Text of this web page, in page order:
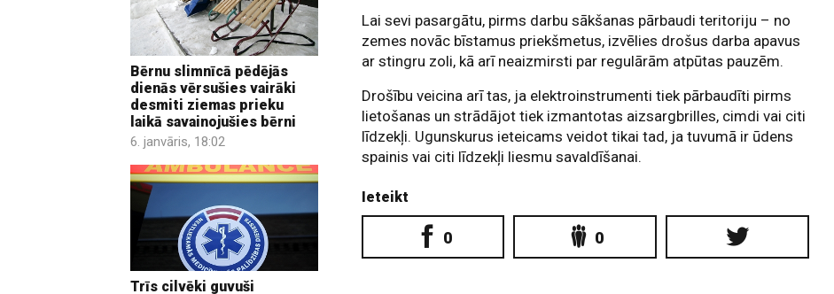
Bērnu slimnīcā pēdējās
dienās vērsušies vairāki
desmiti ziemas prieku
laikā savainojušies bērni
6. janvāris, 18:02
Trīs cilvēki guvuši
Lai sevi pasargātu, pirms darbu sākšanas pārbaudi teritoriju – no
zemes novāc bīstamus priekšmetus, izvēlies drošus darba apavus
ar stingru zoli, kā arī neaizmirsti par regulārām atpūtas pauzēm.
Drošību veicina arī tas, ja elektroinstrumenti tiek pārbaudīti pirms
lietošanas un strādājot tiek izmantotas aizsargbrilles, cimdi vai citi
līdzekļi. Ugunskurus ieteicams veidot tikai tad, ja tuvumā ir ūdens
spainis vai citi līdzekļi liesmu savaldīšanai.
Ieteikt
0 0